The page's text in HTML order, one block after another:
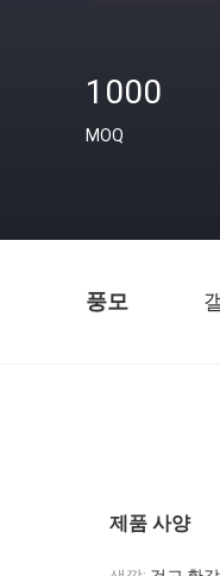
1000
MOQ
풍모
제품 사양